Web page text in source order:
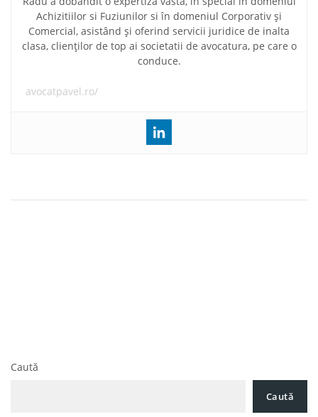
Achizitiilor si Fuziunilor si în domeniul Corporativ și
Comercial, asistând și oferind servicii juridice de inalta
clasa, clienților de top ai societatii de avocatura, pe care o
conduce.
avocatpavel.ro/
Caută
Caută